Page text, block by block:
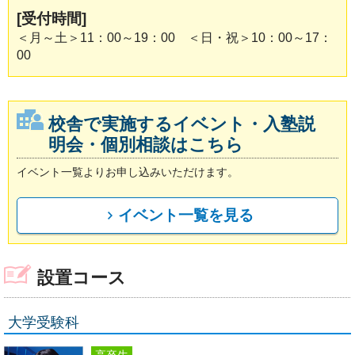
[受付時間]
＜月～土＞11：00～19：00 ＜日・祝＞10：00～17：
00
校舎で実施するイベント・入塾説
明会・個別相談はこちら
イベント一覧よりお申し込みいただけます。
イベント一覧を見る
設置コース
大学受験科